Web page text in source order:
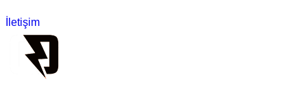
İletişim